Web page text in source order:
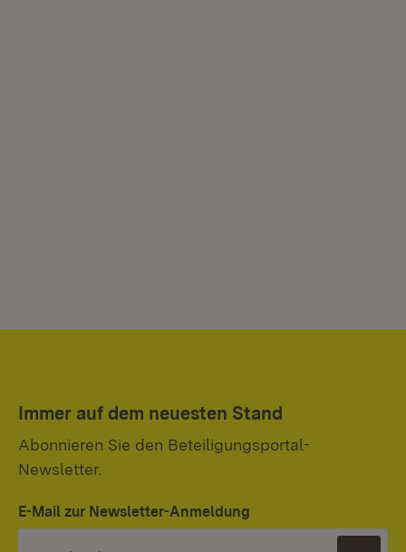
Immer auf dem neuesten Stand
Abonnieren Sie den Beteiligungsportal-
Newsletter.
E-Mail zur Newsletter-Anmeldung